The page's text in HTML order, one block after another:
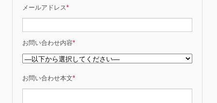
メールアドレス*
お問い合わせ内容*
お問い合わせ本文*